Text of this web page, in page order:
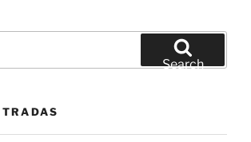
Search